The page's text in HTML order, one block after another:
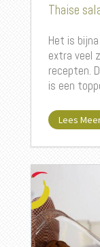
Thaise
Het is
extra veel
recepten.
is een
Lees